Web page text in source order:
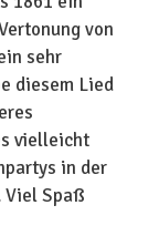
von
sehr
diesem Lied
vielleicht
in der
Viel Spaß